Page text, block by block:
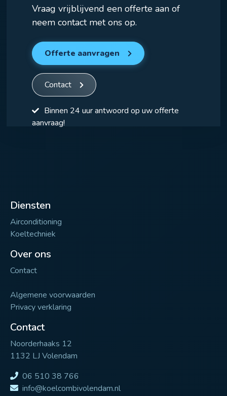
Vraag vrijblijvend een offerte aan of
neem contact met ons op.
Offerte aanvragen
Contact
Binnen 24 uur antwoord op uw offerte
aanvraag!
Diensten
Airconditioning
Koeltechniek
Over ons
Contact
Algemene voorwaarden
Privacy verklaring
Contact
Noorderhaaks 12
1132 LJ Volendam
06 510 38 766
info@koelcombivolendam.nl